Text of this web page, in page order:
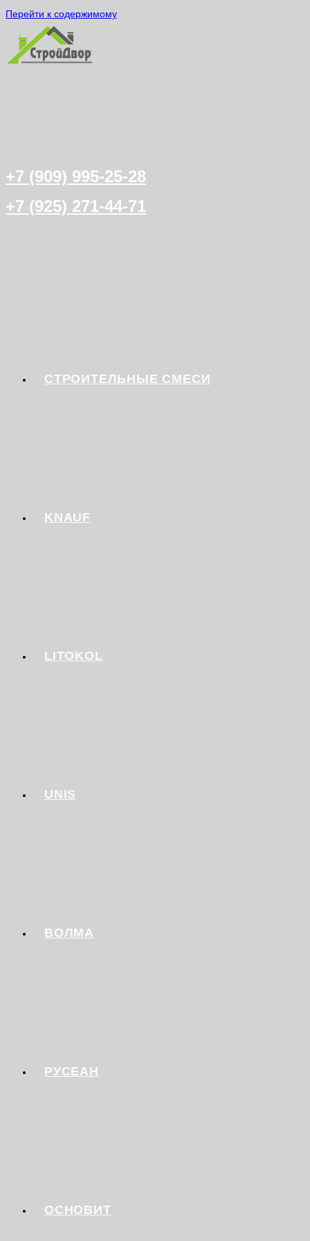
Перейти к содержимому
+7 (909) 995-25-28
+7 (925) 271-44-71
СТРОИТЕЛЬНЫЕ СМЕСИ
KNAUF
LITOKOL
UNIS
ВОЛМА
РУСЕАН
ОСНОВИТ